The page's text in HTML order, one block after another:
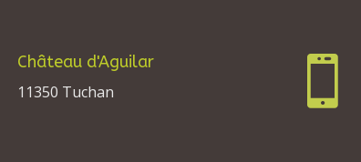
Château d'Aguilar
11350 Tuchan
